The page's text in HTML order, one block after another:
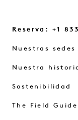
Reserva: +1
Nuestras sedes
Nuestra
Sostenibilidad
The Field Guide